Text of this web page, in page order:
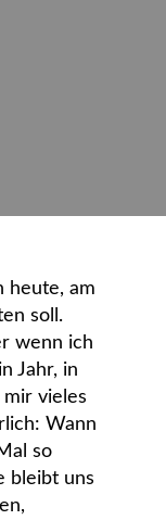
heute, am
soll.
wenn ich
Jahr, in
vieles
Wann
so
bleibt uns